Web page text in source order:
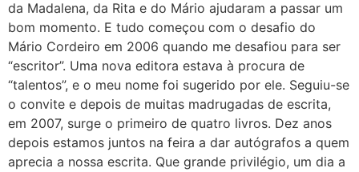
da Madalena, da Rita e do Mário ajudaram a passar um
bom momento. E tudo começou com o desafio do
Mário Cordeiro em 2006 quando me desafiou para ser
“escritor”. Uma nova editora estava à procura de
“talentos”, e o meu nome foi sugerido por ele. Seguiu-se
o convite e depois de muitas madrugadas de escrita,
em 2007, surge o primeiro de quatro livros. Dez anos
depois estamos juntos na feira a dar autógrafos a quem
aprecia a nossa escrita. Que grande privilégio, um dia a